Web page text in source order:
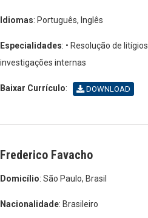
Idiomas: Português, Inglês
Especialidades: • Resolução de litígios
investigações internas
Baixar Currículo: DOWNLOAD
Frederico Favacho
Domicílio: São Paulo, Brasil
Nacionalidade: Brasileiro